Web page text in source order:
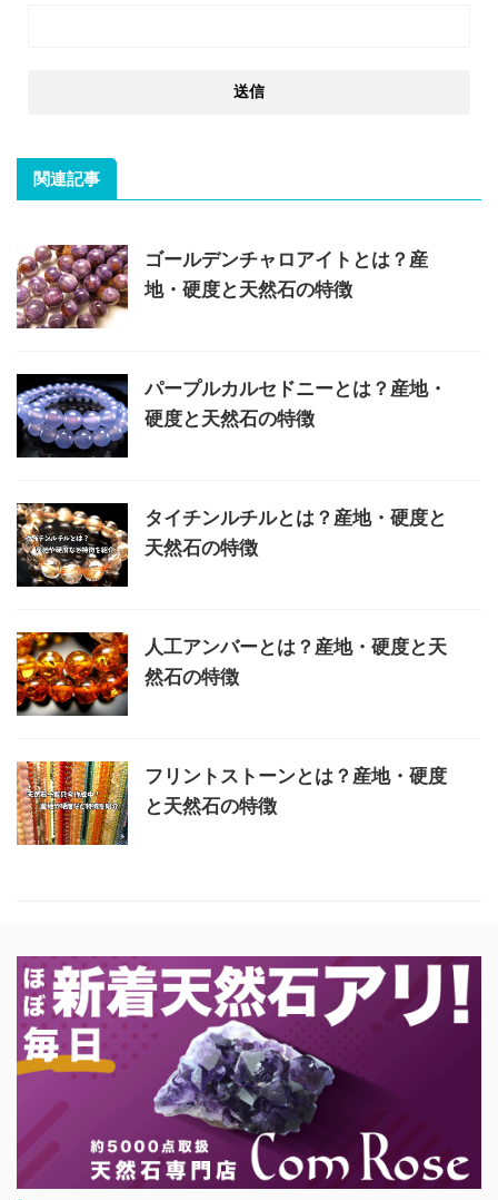
関連記事
ゴールデンチャロアイトとは？産
地・硬度と天然石の特徴
パープルカルセドニーとは？産地・
硬度と天然石の特徴
タイチンルチルとは？産地・硬度と
天然石の特徴
人工アンバーとは？産地・硬度と天
然石の特徴
フリントストーンとは？産地・硬度
と天然石の特徴